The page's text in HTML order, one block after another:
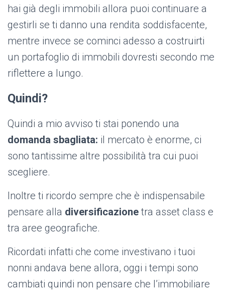
hai già degli immobili allora puoi continuare a
gestirli se ti danno una rendita soddisfacente,
mentre invece se cominci adesso a costruirti
un portafoglio di immobili dovresti secondo me
riflettere a lungo.
Quindi?
Quindi a mio avviso ti stai ponendo una
domanda sbagliata: il mercato è enorme, ci
sono tantissime altre possibilità tra cui puoi
scegliere.
Inoltre ti ricordo sempre che è indispensabile
pensare alla diversificazione tra asset class e
tra aree geografiche.
Ricordati infatti che come investivano i tuoi
nonni andava bene allora, oggi i tempi sono
cambiati quindi non pensare che l’immobiliare